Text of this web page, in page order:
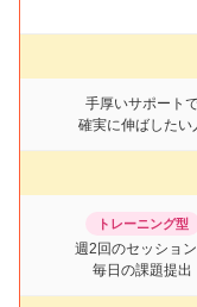
手厚いサポート
確実に伸ばしたい
トレーニング型
週2回のセッション
毎日の課題提出